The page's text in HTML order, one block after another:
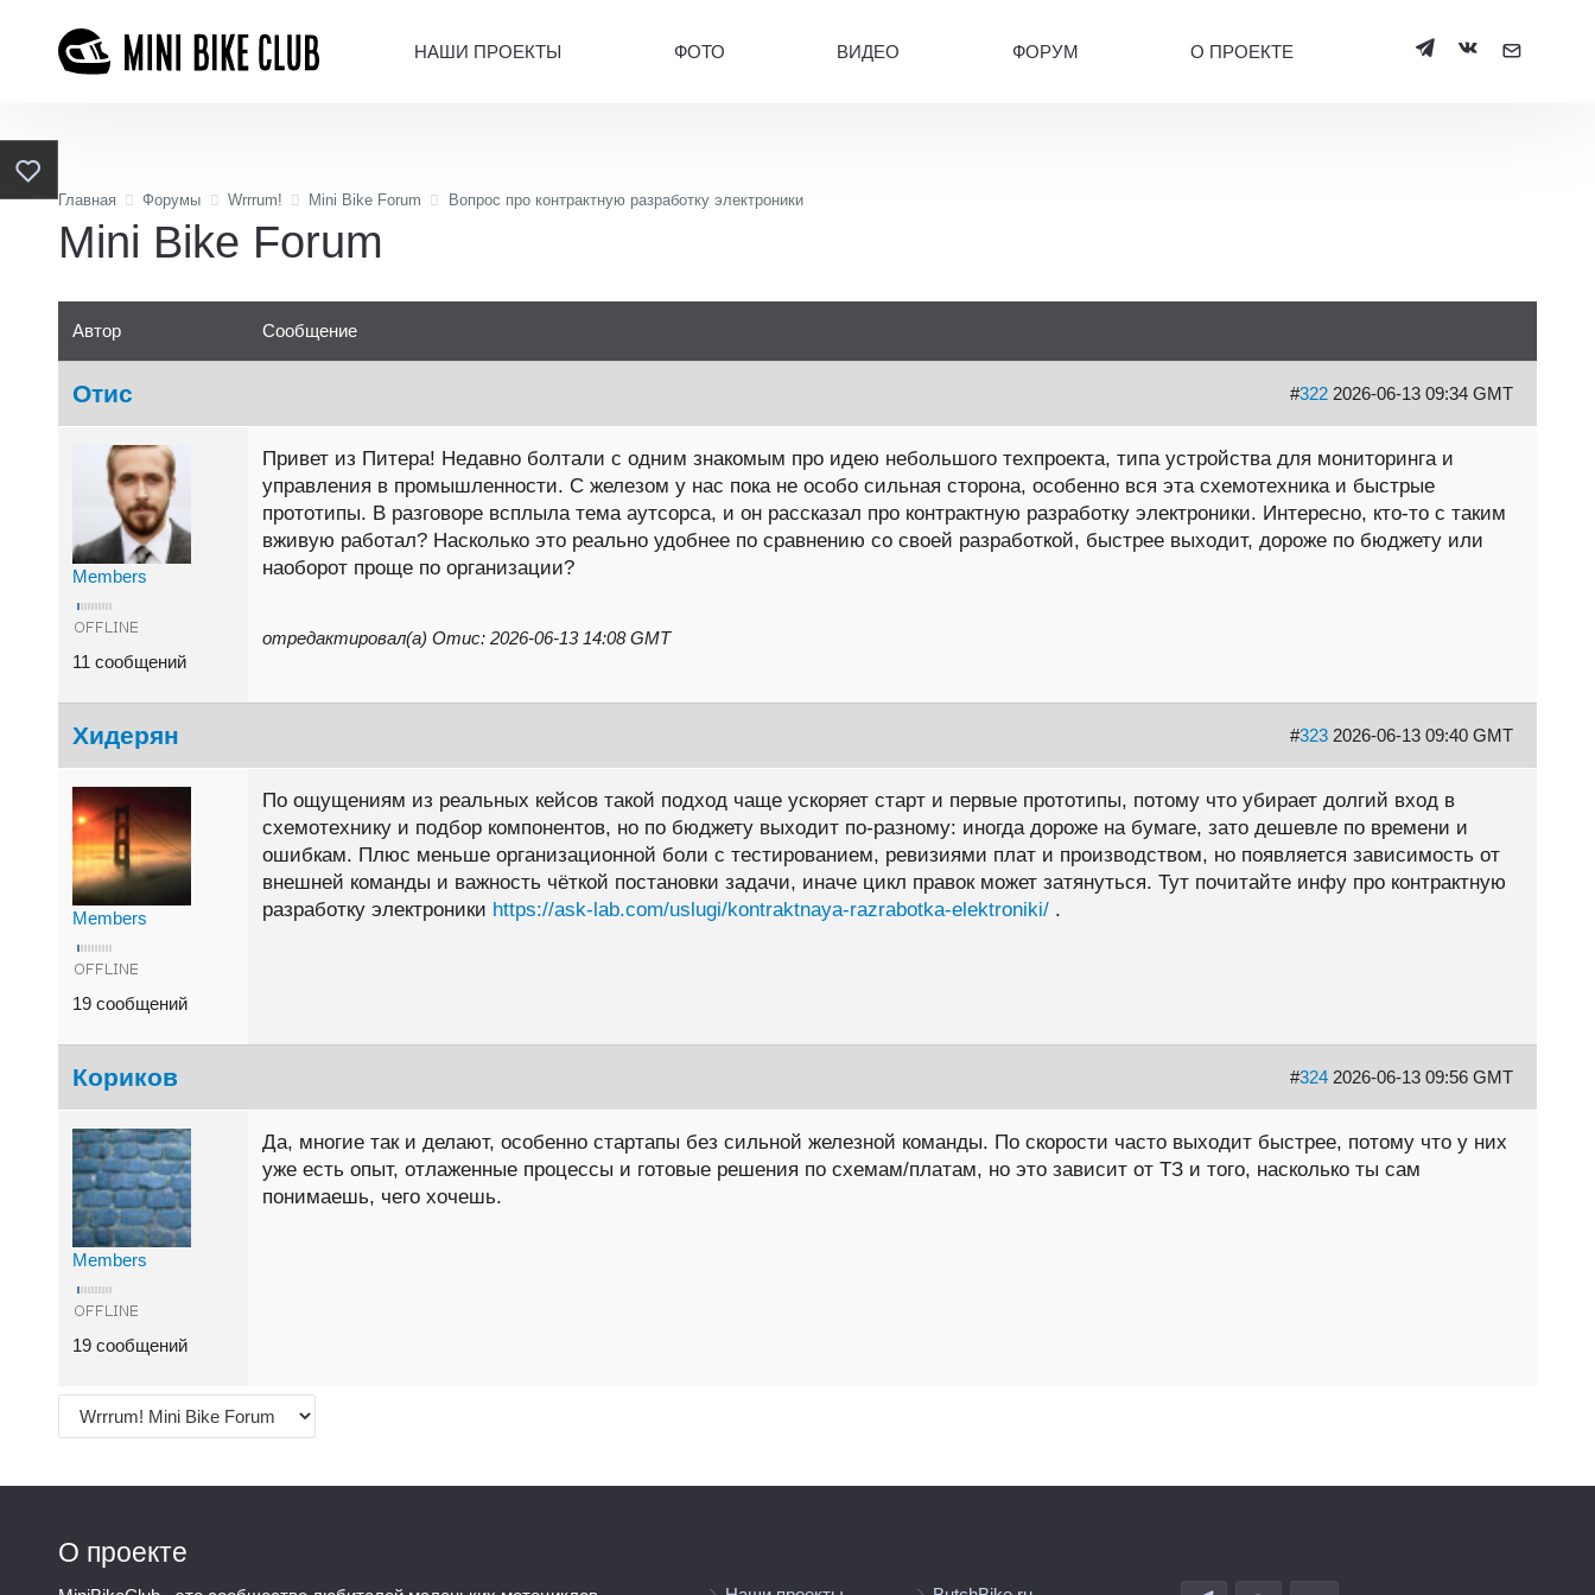
НАШИ ПРОЕКТЫ ФОТО ВИДЕО ФОРУМ О ПРОЕКТЕ
Главная Форумы Wrrrum! Mini Bike Forum Вопрос про контрактную разработку электроники
Mini Bike Forum
Автор Сообщение
Отис #322 2026-06-13 09:34 GMT
Members
11 сообщений
Привет из Питера! Недавно болтали с одним знакомым про идею небольшого техпроекта, типа устройства для мониторинга и
управления в промышленности. С железом у нас пока не особо сильная сторона, особенно вся эта схемотехника и быстрые
прототипы. В разговоре всплыла тема аутсорса, и он рассказал про контрактную разработку электроники. Интересно, кто-то с таким
вживую работал? Насколько это реально удобнее по сравнению со своей разработкой, быстрее выходит, дороже по бюджету или
наоборот проще по организации?
отредактировал(а) Отис: 2026-06-13 14:08 GMT
Хидерян #323 2026-06-13 09:40 GMT
Members
19 сообщений
По ощущениям из реальных кейсов такой подход чаще ускоряет старт и первые прототипы, потому что убирает долгий вход в
схемотехнику и подбор компонентов, но по бюджету выходит по-разному: иногда дороже на бумаге, зато дешевле по времени и
ошибкам. Плюс меньше организационной боли с тестированием, ревизиями плат и производством, но появляется зависимость от
внешней команды и важность чёткой постановки задачи, иначе цикл правок может затянуться. Тут почитайте инфу про контрактную
разработку электроники https://ask-lab.com/uslugi/kontraktnaya-razrabotka-elektroniki/ .
Кориков #324 2026-06-13 09:56 GMT
Members
19 сообщений
Да, многие так и делают, особенно стартапы без сильной железной команды. По скорости часто выходит быстрее, потому что у них
уже есть опыт, отлаженные процессы и готовые решения по схемам/платам, но это зависит от ТЗ и того, насколько ты сам
понимаешь, чего хочешь.
О проекте